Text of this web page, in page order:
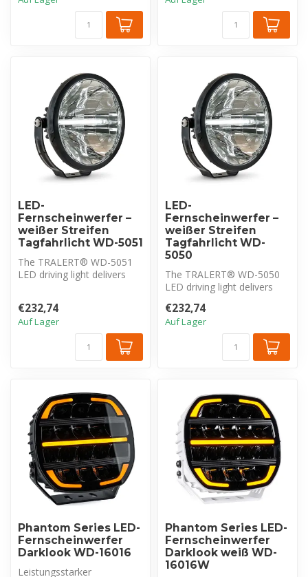
LED-
Fernscheinwerfer –
weißer Streifen
Tagfahrlicht WD-5051
The TRALERT® WD-5051
LED driving light delivers
€232,74
Auf Lager
LED-
Fernscheinwerfer –
weißer Streifen
Tagfahrlicht WD-
5050
The TRALERT® WD-5050
LED driving light delivers
Beam and...
€232,74
Auf Lager
Phantom Series LED-
Fernscheinwerfer
Darklook WD-16016
Leistungsstarker
Phantom Series LED-
Fernscheinwerfer
Darklook weiß WD-
16016W